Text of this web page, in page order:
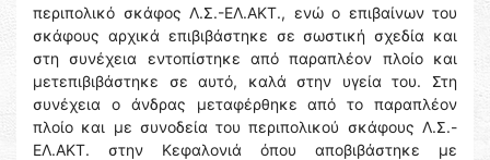
περιπολικό σκάφος Λ.Σ.-ΕΛ.ΑΚΤ., ενώ ο επιβαίνων του
σκάφους αρχικά επιβιβάστηκε σε σωστική σχεδία και
στη συνέχεια εντοπίστηκε από παραπλέον πλοίο και
μετεπιβιβάστηκε σε αυτό, καλά στην υγεία του. Στη
συνέχεια ο άνδρας μεταφέρθηκε από το παραπλέον
πλοίο και με συνοδεία του περιπολικού σκάφους Λ.Σ.-
ΕΛ.ΑΚΤ. στην Κεφαλονιά όπου αποβιβάστηκε με